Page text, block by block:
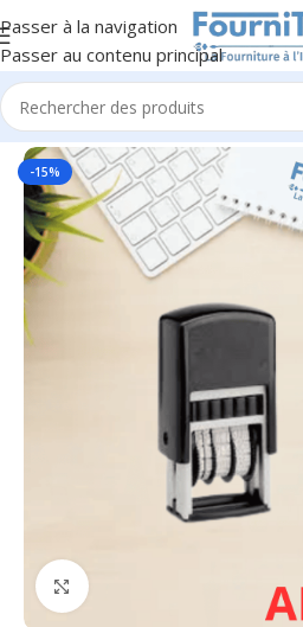
Passer à la navigation
Passer au contenu principal
Accueil/Fourniture de Bureau/
-15%
Cliquez pour agrandir